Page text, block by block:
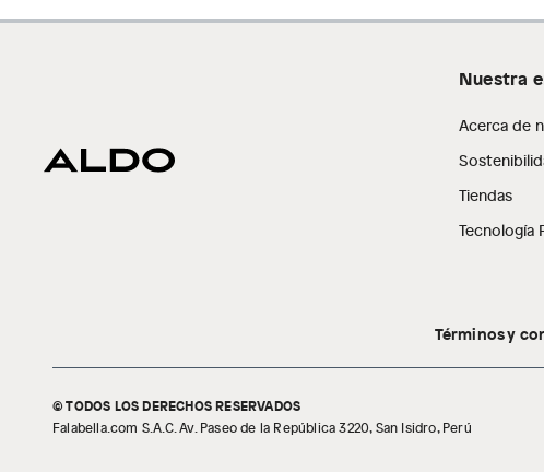
Nuestra
Acerca de
Tiendas
Tecnología
Términos y
© TODOS LOS DERECHOS RESERVADOS
Falabella.com S.A.C. Av. Paseo de la República 3220, San Isidro, Perú